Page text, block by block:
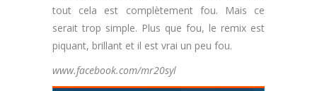
tout cela est complètement fou. Mais ce
serait trop simple. Plus que fou, le remix est
piquant, brillant et il est vrai un peu fou.
www.facebook.com/mr20syl